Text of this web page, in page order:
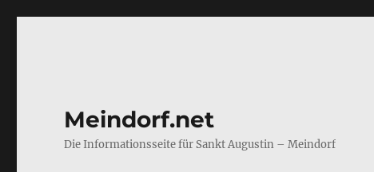
Meindorf.net
Die Informationsseite für Sankt Augustin – Meindorf